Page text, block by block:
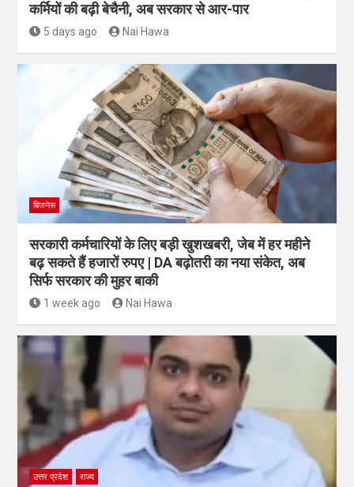
कर्मियों की बढ़ी बेचैनी, अब सरकार से आर-पार
5 days ago Nai Hawa
बिजनेस
सरकारी कर्मचारियों के लिए बड़ी खुशखबरी, जेब में हर महीने
बढ़ सकते हैं हजारों रुपए | DA बढ़ोतरी का नया संकेत, अब
सिर्फ सरकार की मुहर बाकी
1 week ago Nai Hawa
उत्तर प्रदेश राज्य